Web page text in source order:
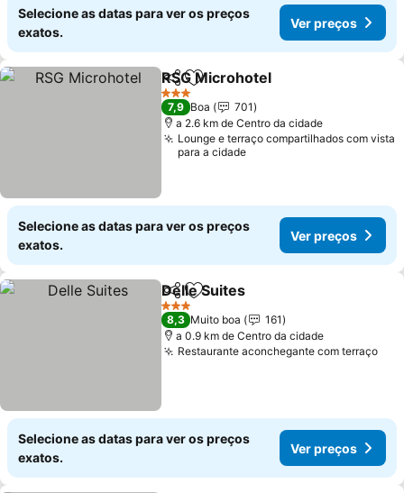
Selecione as datas para ver os preços
exatos.
Ver preços
PartilharAdicionar aos favoritos
RSG Microhotel
3 Estrelas
7,9 Boa
701
a 2.6 km de Centro da cidade
Lounge e terraço compartilhados com vista
para a cidade
Selecione as datas para ver os preços
exatos.
Ver preços
PartilharAdicionar aos favoritos
Delle Suites
3 Estrelas
8,3 Muito boa
161
a 0.9 km de Centro da cidade
Restaurante aconchegante com terraço
Selecione as datas para ver os preços
exatos.
Ver preços